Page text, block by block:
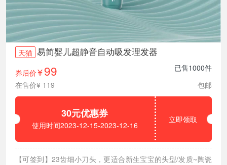
天猫 易简婴儿超静音自动吸发理发器
券后价¥ 99
已售1000件
在售价¥ 119
包邮
30元优惠券
使用时间2023-12-15-2023-12-16
立即领取
【可签到】23齿细小刀头，更适合新生宝宝的头型/发质~陶瓷